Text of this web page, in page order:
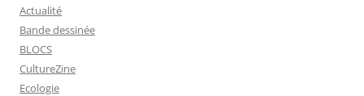
Actualité
Bande dessinée
BLOCS
CultureZine
Ecologie